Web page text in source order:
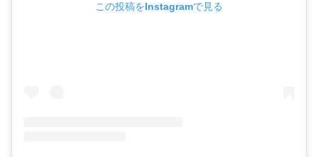
この投稿をInstagramで見る